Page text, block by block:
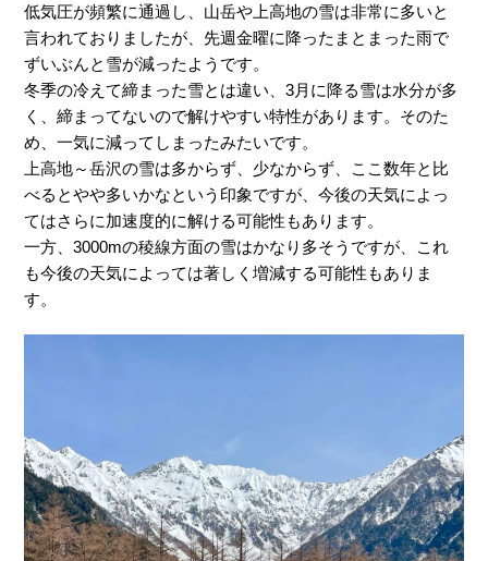
低気圧が頻繁に通過し、山岳や上高地の雪は非常に多いと
言われておりましたが、先週金曜に降ったまとまった雨で
ずいぶんと雪が減ったようです。
冬季の冷えて締まった雪とは違い、3月に降る雪は水分が多
く、締まってないので解けやすい特性があります。そのた
め、一気に減ってしまったみたいです。
上高地～岳沢の雪は多からず、少なからず、ここ数年と比
べるとやや多いかなという印象ですが、今後の天気によっ
てはさらに加速度的に解ける可能性もあります。
一方、3000mの稜線方面の雪はかなり多そうですが、これ
も今後の天気によっては著しく増減する可能性もありま
す。